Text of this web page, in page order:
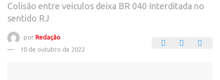
Colisão entre veículos deixa BR 040 Interditada no
sentido RJ
por Redação
10 de outubro de 2022